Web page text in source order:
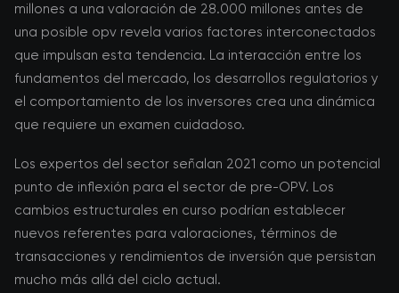
millones a una valoración de 28.000 millones antes de
una posible opv revela varios factores interconectados
que impulsan esta tendencia. La interacción entre los
fundamentos del mercado, los desarrollos regulatorios y
el comportamiento de los inversores crea una dinámica
que requiere un examen cuidadoso.
Los expertos del sector señalan 2021 como un potencial
punto de inflexión para el sector de pre-OPV. Los
cambios estructurales en curso podrían establecer
nuevos referentes para valoraciones, términos de
transacciones y rendimientos de inversión que persistan
mucho más allá del ciclo actual.